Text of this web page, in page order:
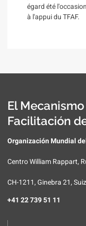
égard été
à l'appui du TFAF.
El
Facilitación
Organización Mundial
Centro William Rappart,
CH-1211, Ginebra 21,
+41 22 739 51 11